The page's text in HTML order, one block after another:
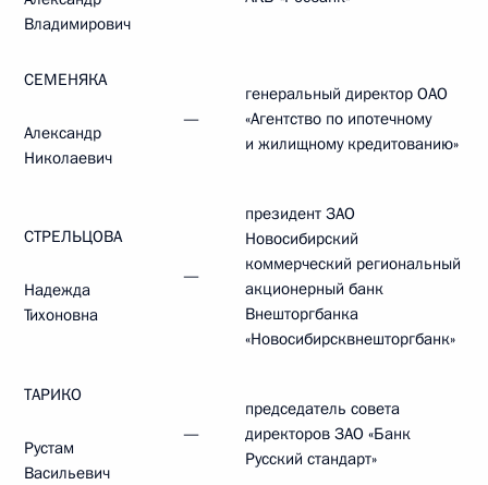
Владимирович
СЕМЕНЯКА
Александр
Николаевич
—
генеральный директор ОАО
«Агентство по ипотечному
и жилищному кредитованию»
СТРЕЛЬЦОВА
Надежда
Тихоновна
—
президент ЗАО
Новосибирский
коммерческий региональный
акционерный банк
Внешторгбанка
«Новосибирсквнешторгбанк»
ТАРИКО
Рустам
Васильевич
—
председатель совета
директоров ЗАО «Банк
Русский стандарт»